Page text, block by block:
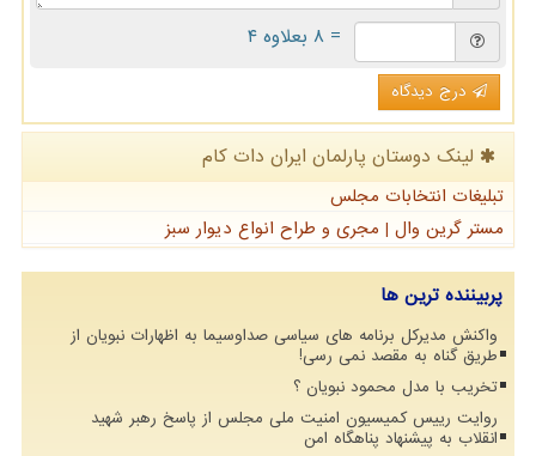
= ۸ بعلاوه ۴
درج دیدگاه
لینک دوستان پارلمان ایران دات كام
تبلیغات انتخابات مجلس
مستر گرین وال | مجری و طراح انواع دیوار سبز
پربیننده ترین ها
واکنش مدیرکل برنامه های سیاسی صداوسیما به اظهارات نبویان از
طریق گناه به مقصد نمی رسی!
تخریب با مدل محمود نبویان ؟
روایت رییس کمیسیون امنیت ملی مجلس از پاسخ رهبر شهید
انقلاب به پیشنهاد پناهگاه امن